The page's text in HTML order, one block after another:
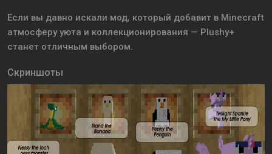
Если вы давно искали мод, который добавит в Minecraft
атмосферу уюта и коллекционирования — Plushy+
станет отличным выбором.
Скриншоты